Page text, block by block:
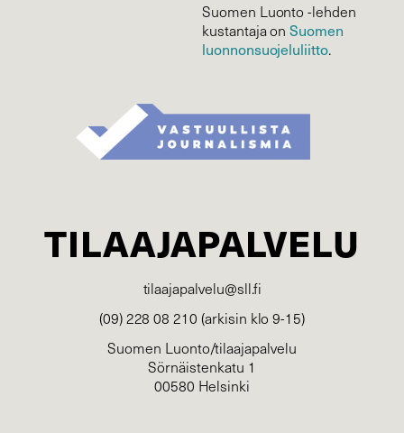
Suomen Luonto -lehden
kustantaja onSuomen
luonnonsuojelu­liitto.
TILAAJAPALVELU
tilaajapalvelu@sll.fi
(09) 228 08 210 (arkisin klo 9-15)
Suomen Luonto/tilaajapalvelu
Sörnäistenkatu 1
00580 Helsinki